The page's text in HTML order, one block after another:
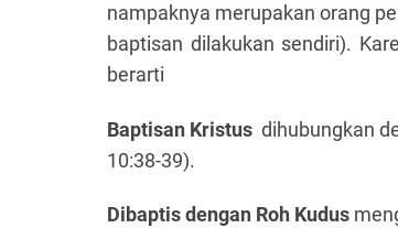
nampaknya merupakan orang
baptisan dilakukan sendiri).
berarti
Baptisan Kristus dihubungkan
10:38-39).
Dibaptis dengan Roh Kudus